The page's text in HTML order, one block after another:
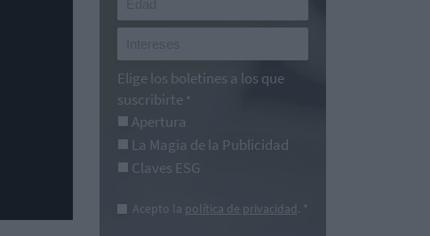
Elige los boletines a los que
suscribirte *
Apertura
La Magia de la Publicidad
Claves ESG
Acepto la política de privacidad. *